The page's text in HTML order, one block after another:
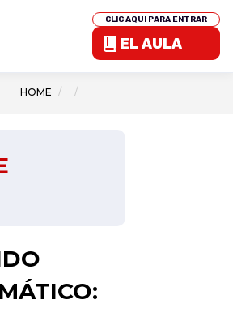
CLIC AQUI PARA ENTRAR
EL AULA
HOME